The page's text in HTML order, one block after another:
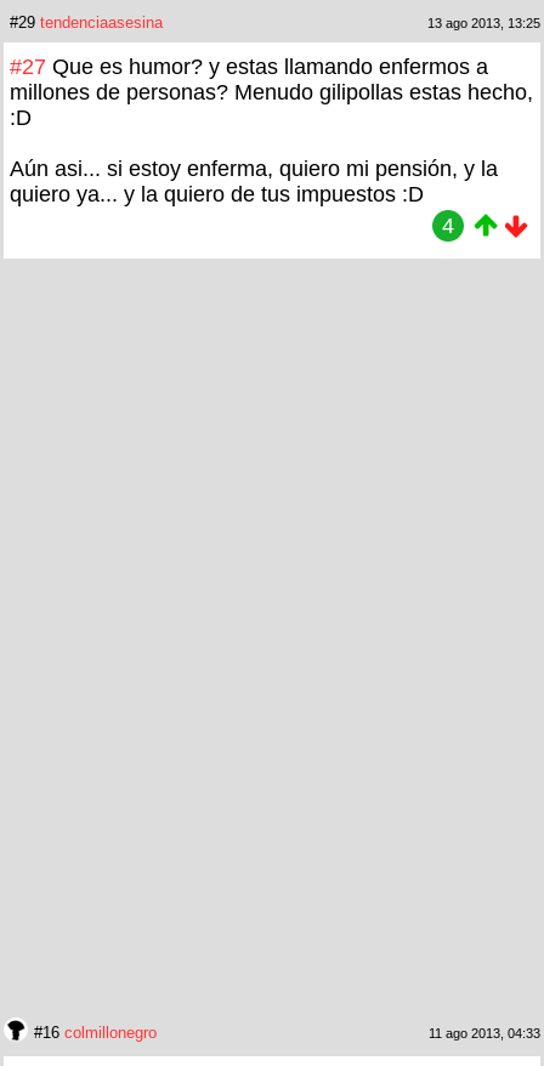
#29 tendenciaasesina 13 ago 2013, 13:25
#27 Que es humor? y estas llamando enfermos a
millones de personas? Menudo gilipollas estas hecho,
:D
Aún asi... si estoy enferma, quiero mi pensión, y la
quiero ya... y la quiero de tus impuestos :D
4
#16 colmillonegro 11 ago 2013, 04:33